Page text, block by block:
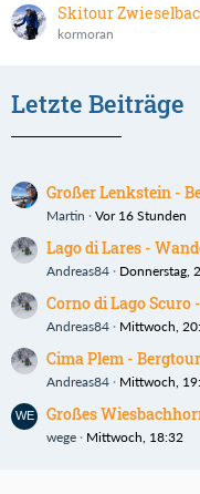
Skitour
kormoran
Letzte Beiträge
Großer Lenkstein -
Martin Vor 16 Stunden
Lago di Lares -
Andreas84 Donnerstag,
Corno di Lago
Andreas84 Mittwoch,
Cima Plem -
Andreas84 Mittwoch,
Großes
wege Mittwoch, 18:32